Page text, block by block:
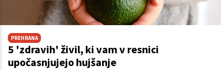
PREHRANA
5 'zdravih' živil, ki vam v resnici
upočasnjujejo hujšanje